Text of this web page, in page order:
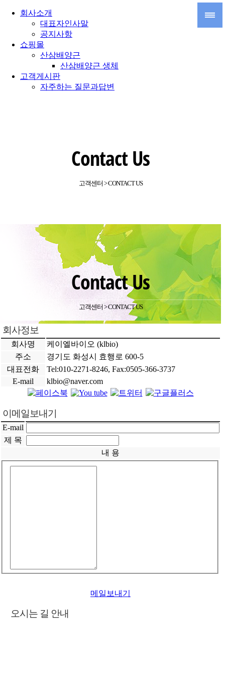
회사소개
대표자인사말
공지사항
쇼핑몰
산삼배양근
산삼배양근 생체
고객게시판
자주하는 질문과답변
Contact Us
고객센터 > CONTACT US
Contact Us
고객센터 > CONTACT US
회사정보
회사명
케이엘바이오 (klbio)
주소
경기도 화성시 효행로 600-5
대표전화
Tel:010-2271-8246, Fax:0505-366-3737
E-mail
klbio@naver.com
이메일보내기
E-mail
제 목
내 용
메일보내기
오시는 길 안내